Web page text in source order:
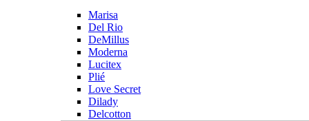
Marisa
Del Rio
DeMillus
Moderna
Lucitex
Plié
Love Secret
Dilady
Delcotton